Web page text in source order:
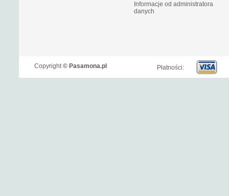
Informacje od administratora
danych
Copyright© Pasamona.pl Płatności: